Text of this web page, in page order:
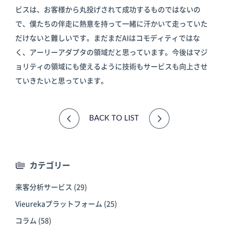
ビスは、お客様から丸投げされて成功するものではないの
で、僕たちの伴走に熱意を持って一緒に汗かいて走っていた
だけないと難しいです。まだまだAIはコモディティではな
く、アーリーアダプタの領域だと思っています。今後はマジ
ョリティの領域にも使えるように技術もサービスも向上させ
ていきたいと思っています。
BACK TO LIST
カテゴリー
来客分析サービス (29)
Vieurekaプラットフォーム (25)
コラム (58)